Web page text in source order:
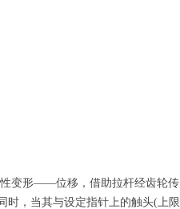
性变形——位移，借助拉杆经齿轮传
时，当其与设定指针上的触头(上限